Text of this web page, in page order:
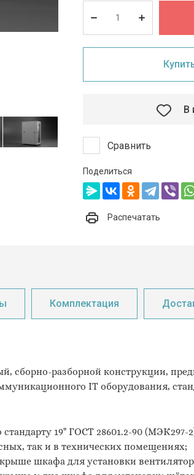
Сравнить
В
Поделиться
Распечатать
Комплектация
сборно-разборной конструкции,
IT оборудования,
19" ГОСТ 28601.2-90 (МЭК297-
так и в технических помещениях;
шкафа для установки